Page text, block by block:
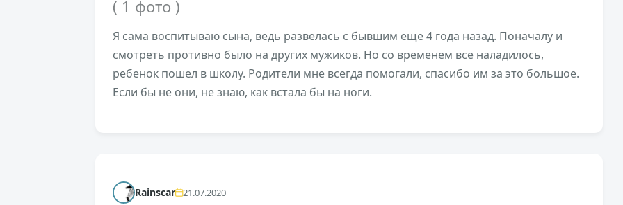
( 1 фото )
Я сама воспитываю сына, ведь развелась с бывшим еще 4 года назад. Поначалу и
смотреть противно было на других мужиков. Но со временем все наладилось,
ребенок пошел в школу. Родители мне всегда помогали, спасибо им за это большое.
Если бы не они, не знаю, как встала бы на ноги.
Rainscar 21.07.2020